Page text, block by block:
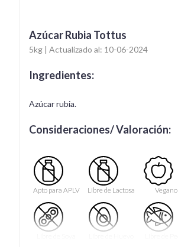
Azúcar Rubia Tottus
5kg | Actualizado al: 10-06-2024
Ingredientes:
Azúcar rubia.
Consideraciones/ Valoración:
Apto para APLV Libre de Lactosa Vegano